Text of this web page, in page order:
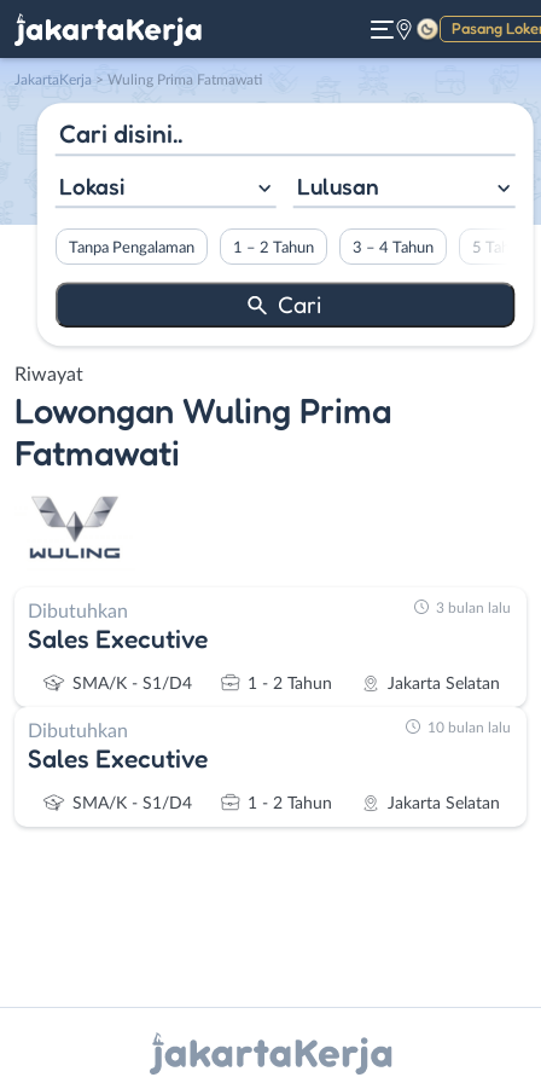
Pasang
Gelap
JakartaKerja > Wuling Prima Fatmawati
Lokasi Lulusan
Tanpa Pengalaman 1 – 2 Tahun 3 – 4 Tahun 5 Tahun
Riwayat
Lowongan Wuling Prima
Fatmawati
Dibutuhkan
Sales Executive
SMA/K - S1/D4 1 - 2 Tahun Jakarta Selatan
3 bulan lalu
Dibutuhkan
Sales Executive
SMA/K - S1/D4 1 - 2 Tahun Jakarta Selatan
10 bulan lalu
Gizi
Work)
X - Twitter Telegram
Kanal Lainnya..